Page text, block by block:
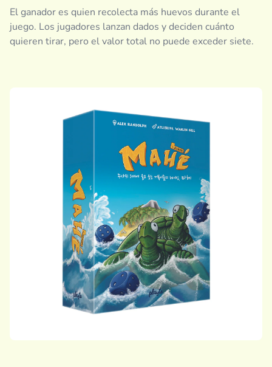
El ganador es quien recolecta más huevos durante el
juego. Los jugadores lanzan dados y deciden cuánto
quieren tirar, pero el valor total no puede exceder siete.